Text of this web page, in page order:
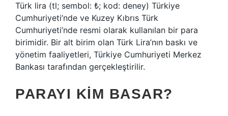
Türk lira (tl; sembol: ₺; kod: deney) Türkiye
Cumhuriyeti’nde ve Kuzey Kıbrıs Türk
Cumhuriyeti’nde resmi olarak kullanılan bir para
birimidir. Bir alt birim olan Türk Lira’nın baskı ve
yönetim faaliyetleri, Türkiye Cumhuriyeti Merkez
Bankası tarafından gerçekleştirilir.
PARAYI KIM BASAR?